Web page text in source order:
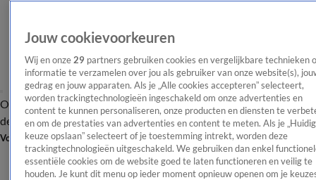
OverzichtAfleveringen Entertainment TV Algemeen
Tip
de redactieNieuwsbrief
Volg Shownieuws
Jouw cookievoorkeuren
Wij en onze 29 partners gebruiken cookies en vergelijkbare technieken
informatie te verzamelen over jou als gebruiker van onze website(s),
gedrag en jouw apparaten. Als je „Alle cookies accepteren” selecteert,
worden trackingtechnologieën ingeschakeld om onze advertenties en
content te kunnen personaliseren, onze producten en diensten te
en om de prestaties van advertenties en content te meten. Als je
keuze opslaan” selecteert of je toestemming intrekt, worden deze
trackingtechnologieën uitgeschakeld. We gebruiken dan enkel
essentiële cookies om de website goed te laten functioneren en veilig te
houden. Je kunt dit menu op ieder moment opnieuw openen om je